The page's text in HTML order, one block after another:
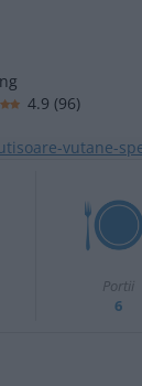
4.9 (96)
Portii
6